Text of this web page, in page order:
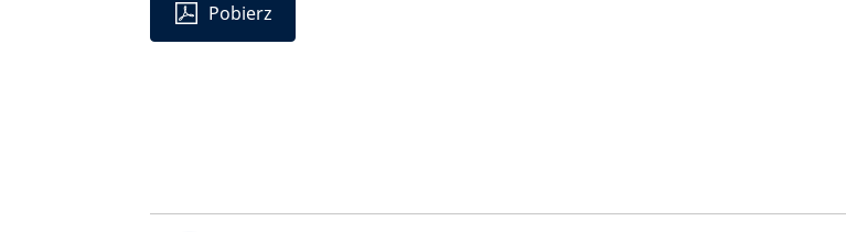
Pobierz